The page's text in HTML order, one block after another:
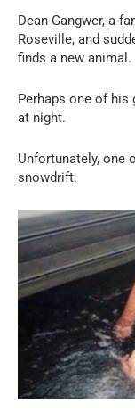
Dean Gangwer, a
Roseville, and
finds a new animal.
Perhaps one of his
at night.
Unfortunately, one
snowdrift.